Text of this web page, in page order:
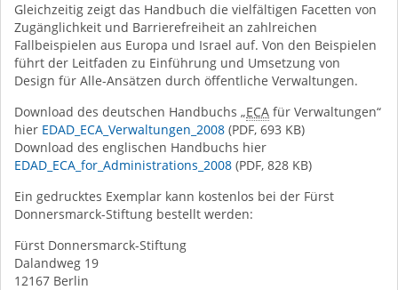
Gleichzeitig zeigt das Handbuch die vielfältigen Facetten von
Zugänglichkeit und Barrierefreiheit an zahlreichen
Fallbeispielen aus Europa und Israel auf. Von den Beispielen
führt der Leitfaden zu Einführung und Umsetzung von
Design für Alle-Ansätzen durch öffentliche Verwaltungen.
Download des deutschen Handbuchs „ECA für Verwaltungen“
hier EDAD_ECA_Verwaltungen_2008 (PDF, 693 KB)
Download des englischen Handbuchs hier
EDAD_ECA_for_Administrations_2008 (PDF, 828 KB)
Ein gedrucktes Exemplar kann kostenlos bei der Fürst
Donnersmarck-Stiftung bestellt werden:
Fürst Donnersmarck-Stiftung
Dalandweg 19
12167 Berlin